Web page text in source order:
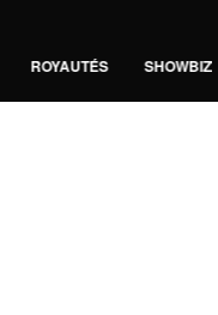
ROYAUTÉS SHOWBIZ